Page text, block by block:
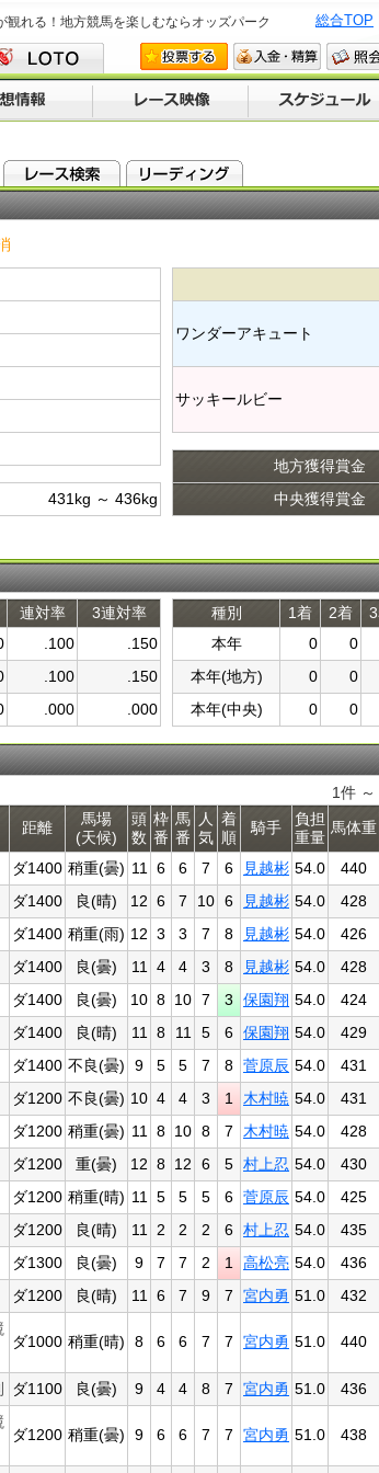
観れる！地方競馬を楽しむならオッズパーク 総合TOP
431kg ～ 436kg
ワンダーアキュート​
サッキールビー​
地方獲得賞金
中央獲得賞金
連対率
3連対率
.100
.150
.100
.150
.000 .000
種別 1着 2着
本年
0 0
本年(地方)
0 0
本年(中央)
0 0
1件 ～
距離
馬場
(天候)
頭
数
枠
番
馬
番
人
気
着
順
騎手
負担
重量
馬体重
ダ1400 稍重(曇) 11 6 6 7 6 見越彬 54.0 440
ダ1400 良(晴) 12 6 7 10 6 見越彬 54.0 428
ダ1400 稍重(雨) 12 3 3 7 8 見越彬 54.0 426
ダ1400 良(曇) 11 4 4 3 8 見越彬 54.0 428
ダ1400 良(曇) 10 8 10 7 3 保園翔 54.0 424
ダ1400 良(晴) 11 8 11 5 6 保園翔 54.0 429
ダ1400 不良(曇) 9 5 5 7 8 菅原辰 54.0 431
ダ1200 不良(曇) 10 4 4 3 1 木村暁 54.0 431
ダ1200 稍重(曇) 11 8 10 8 7 木村暁 54.0 428
ダ1200 重(曇) 12 8 12 6 5 村上忍 54.0 430
ダ1200 稍重(晴) 11 5 5 5 6 菅原辰 54.0 425
ダ1200 良(晴) 11 2 2 2 6 村上忍 54.0 435
ダ1300 良(曇) 9 7 7 2 1 高松亮 54.0 436
ダ1200 良(晴) 11 6 7 9 7 宮内勇 51.0 432
ダ1000 稍重(晴) 8 6 6 7 7 宮内勇 51.0 440
ダ1100 良(曇) 9 4 4 8 7 宮内勇 51.0 436
ダ1200 稍重(曇) 9 6 6 7 7 宮内勇 51.0 438